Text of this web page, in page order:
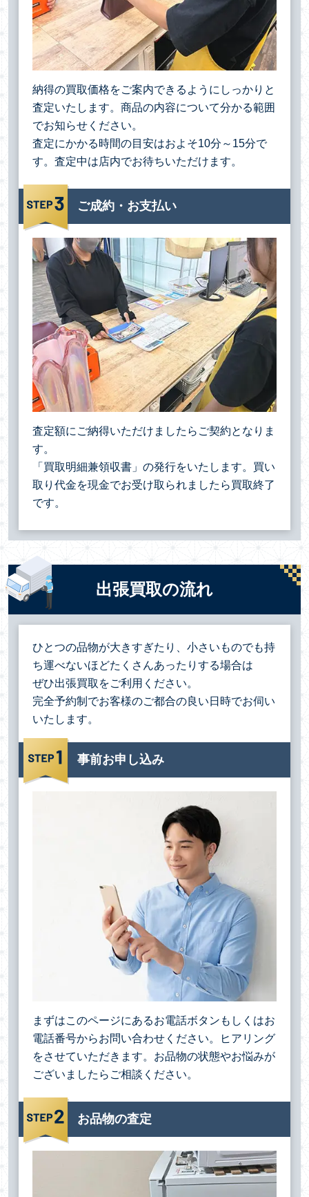
納得の買取価格をご案内できるようにしっかりと
査定いたします。商品の内容について分かる範囲
でお知らせください。
査定にかかる時間の目安はおよそ10分～15分で
す。査定中は店内でお待ちいただけます。
ご成約・お支払い
査定額にご納得いただけましたらご契約となりま
す。
「買取明細兼領収書」の発行をいたします。買い
取り代金を現金でお受け取られましたら買取終了
です。
出張買取の流れ
ひとつの品物が大きすぎたり、小さいものでも持
ち運べないほどたくさんあったりする場合は
ぜひ出張買取をご利用ください。
完全予約制でお客様のご都合の良い日時でお伺い
いたします。
事前お申し込み
まずはこのページにあるお電話ボタンもしくはお
電話番号からお問い合わせください。ヒアリング
をさせていただきます。お品物の状態やお悩みが
ございましたらご相談ください。
お品物の査定